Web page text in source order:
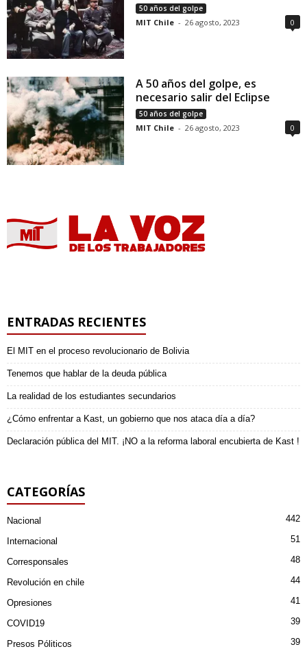
50 años del golpe
MIT Chile - 26 agosto, 2023 0
A 50 años del golpe, es
necesario salir del Eclipse
50 años del golpe
MIT Chile - 26 agosto, 2023 0
ENTRADAS RECIENTES
El MIT en el proceso revolucionario de Bolivia
Tenemos que hablar de la deuda pública
La realidad de los estudiantes secundarios
¿Cómo enfrentar a Kast, un gobierno que nos ataca día a día?
Declaración pública del MIT. ¡NO a la reforma laboral encubierta de Kast !
CATEGORÍAS
Nacional 442
Internacional 51
Corresponsales 48
Revolución en chile 44
Opresiones 41
COVID19 39
Presos Póliticos 39